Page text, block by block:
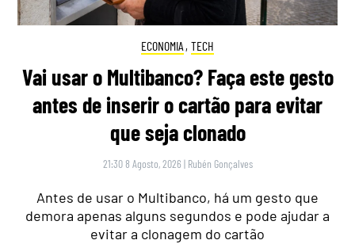
ECONOMIA , TECH
Vai usar o Multibanco? Faça este gesto
antes de inserir o cartão para evitar
que seja clonado
21:30 8 Agosto, 2026 | Rubén Gonçalves
Antes de usar o Multibanco, há um gesto que
demora apenas alguns segundos e pode ajudar a
evitar a clonagem do cartão